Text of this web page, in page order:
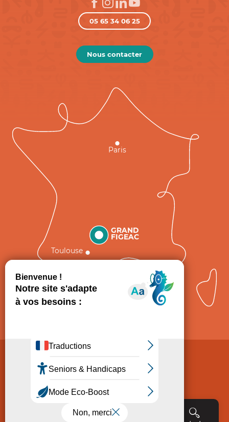
05 65 34 06 25
Nous contacter
GRAND
FIGEAC
Toulouse
Paris
Politique de Protection des données
Consentement
Accessibilité : non conforme